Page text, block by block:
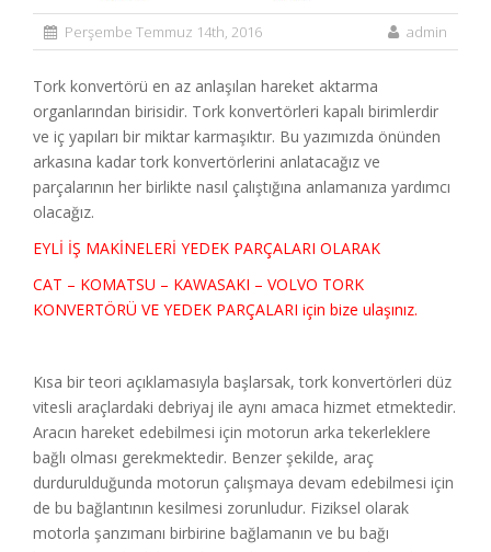
Perşembe Temmuz 14th, 2016 admin
Tork konvertörü en az anlaşılan hareket aktarma
organlarından birisidir. Tork konvertörleri kapalı birimlerdir
ve iç yapıları bir miktar karmaşıktır. Bu yazımızda önünden
arkasına kadar tork konvertörlerini anlatacağız ve
parçalarının her birlikte nasıl çalıştığına anlamanıza yardımcı
olacağız.
EYLİ İŞ MAKİNELERİ YEDEK PARÇALARI OLARAK
CAT – KOMATSU – KAWASAKI – VOLVO TORK
KONVERTÖRÜ VE YEDEK PARÇALARI için bize ulaşınız.
Kısa bir teori açıklamasıyla başlarsak, tork konvertörleri düz
vitesli araçlardaki debriyaj ile aynı amaca hizmet etmektedir.
Aracın hareket edebilmesi için motorun arka tekerleklere
bağlı olması gerekmektedir. Benzer şekilde, araç
durdurulduğunda motorun çalışmaya devam edebilmesi için
de bu bağlantının kesilmesi zorunludur. Fiziksel olarak
motorla şanzımanı birbirine bağlamanın ve bu bağı